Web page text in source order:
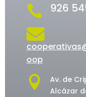
 926

oop

Av. de
Alcázar